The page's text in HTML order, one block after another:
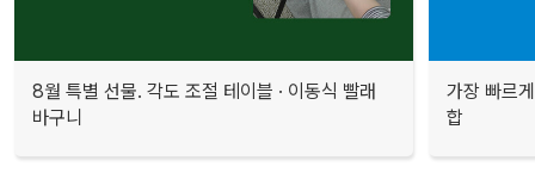
8월 특별 선물. 각도 조절 테이블 · 이동식 빨래
바구니
가장 빠르
합